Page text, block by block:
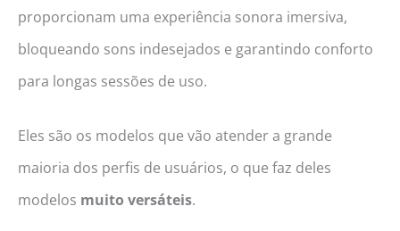
proporcionam uma experiência sonora imersiva,
bloqueando sons indesejados e garantindo conforto
para longas sessões de uso.
Eles são os modelos que vão atender a grande
maioria dos perfis de usuários, o que faz deles
modelos muito versáteis.